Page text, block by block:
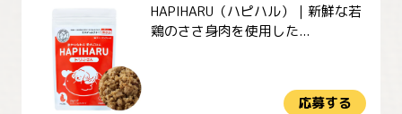
HAPIHARU（ハピハル）｜新鮮な若
鶏のささ身肉を使用した...
応募する